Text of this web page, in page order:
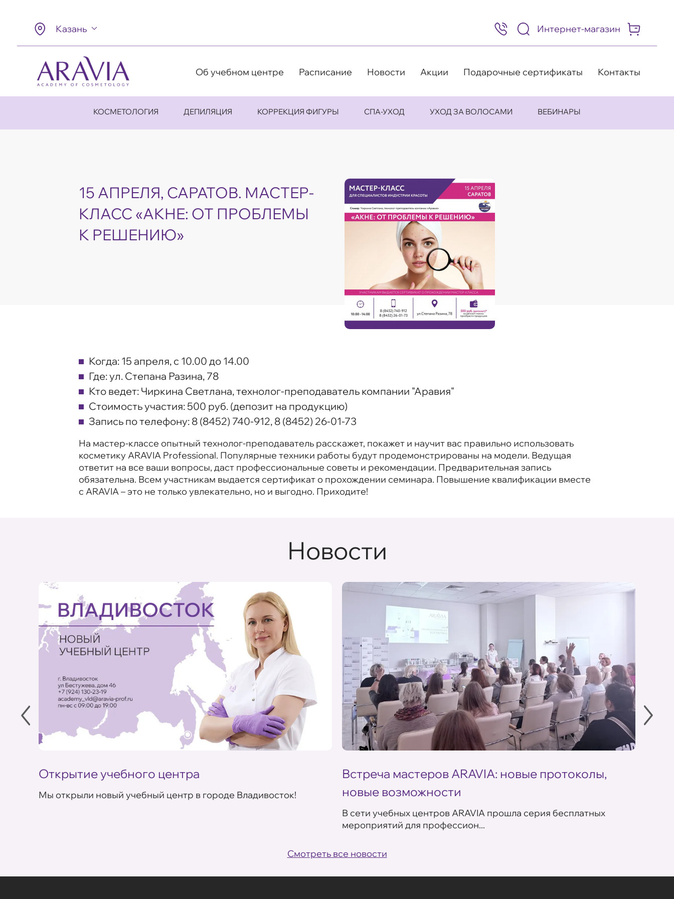
Казань
8
(495)
505-
98
Интернет-магазин
Об учебном центре Расписание Новости Акции Подарочные сертификаты Контакты
КОСМЕТОЛОГИЯ ДЕПИЛЯЦИЯ КОРРЕКЦИЯ ФИГУРЫ СПА-УХОД УХОД ЗА ВОЛОСАМИ ВЕБИНАРЫ
15 АПРЕЛЯ, САРАТОВ. МАСТЕР-
КЛАСС «АКНЕ: ОТ ПРОБЛЕМЫ
К РЕШЕНИЮ»
Когда: 15 апреля, с 10.00 до 14.00
Где:ул. Степана Разина, 78
Кто ведет: Чиркина Светлана, технолог-преподаватель компании "Аравия"
Стоимость участия: 500 руб. (депозит на продукцию)
Запись по телефону: 8 (8452) 740-912, 8 (8452) 26-01-73
На мастер-классе опытный технолог-преподаватель расскажет, покажет и научит вас правильно использовать
косметику ARAVIA Professional. Популярные техники работы будут продемонстрированы на модели. Ведущая
ответит на все ваши вопросы, даст профессиональные советы и рекомендации. Предварительная запись
обязательна. Всем участникам выдается сертификат о прохождении семинара. Повышение квалификации вместе
с ARAVIA – это не только увлекательно, но и выгодно. Приходите!
Новости
Открытие учебного центра
Мы открыли новый учебный центр в городе Владивосток!
Встреча мастеров ARAVIA: новые протоколы,
новые возможности
В сети учебных центров ARAVIA прошла серия бесплатных
мероприятий для профессион...
Смотреть все новости